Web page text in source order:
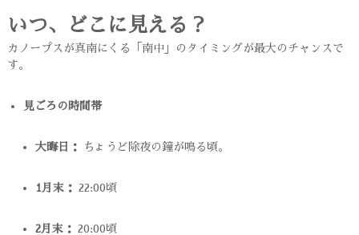
いつ、どこに見える？
カノープスが真南にくる「南中」のタイミングが最大のチャンスで
す。
見ごろの時間帯
大晦日： ちょうど除夜の鐘が鳴る頃。
1月末： 22:00頃
2月末： 20:00頃